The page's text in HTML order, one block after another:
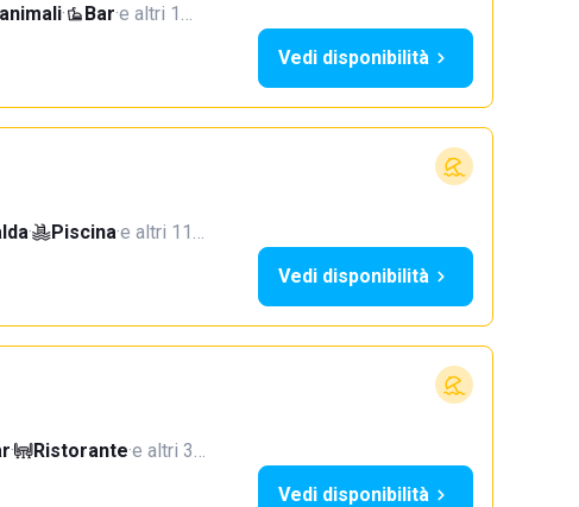
· Bar·e altri 1…
Vedi disponibilità
· Piscina·e altri 11…
Vedi disponibilità
· Ristorante·e altri 3…
Vedi disponibilità